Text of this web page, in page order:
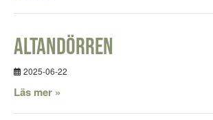
Altandörren
2025-06-22
Läs mer »